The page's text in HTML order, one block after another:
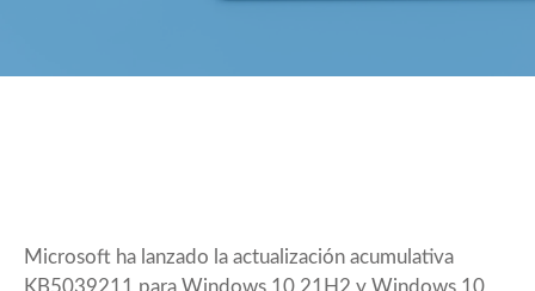
Microsoft ha lanzado la actualización acumulativa
KB5039211 para Windows 10 21H2 y Windows 10